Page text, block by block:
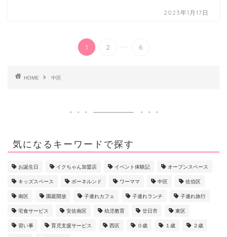
2023年1月17日
1 2 ... 6
HOME 中区
気になるキーワードで探す
お誕生日 イクちゃん加盟店 イベント体験記 オープンスペース
キッズスペース ボーネルンド ワーママ 中区 佐伯区
南区 園庭開放 子連れカフェ 子連れランチ 子連れ旅行
宅食サービス 安佐南区 幼児教育 廿日市 東区
習い事 育児支援サービス 西区 ０歳 １歳 ２歳